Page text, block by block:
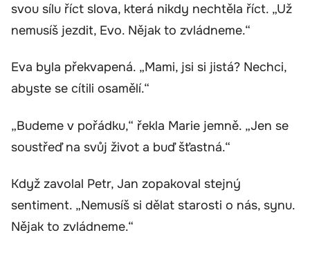
svou sílu říct slova, která nikdy nechtěla říct. „Už
nemusíš jezdit, Evo. Nějak to zvládneme.“
Eva byla překvapená. „Mami, jsi si jistá? Nechci,
abyste se cítili osamělí.“
„Budeme v pořádku,“ řekla Marie jemně. „Jen se
soustřeď na svůj život a buď šťastná.“
Když zavolal Petr, Jan zopakoval stejný
sentiment. „Nemusíš si dělat starosti o nás, synu.
Nějak to zvládneme.“